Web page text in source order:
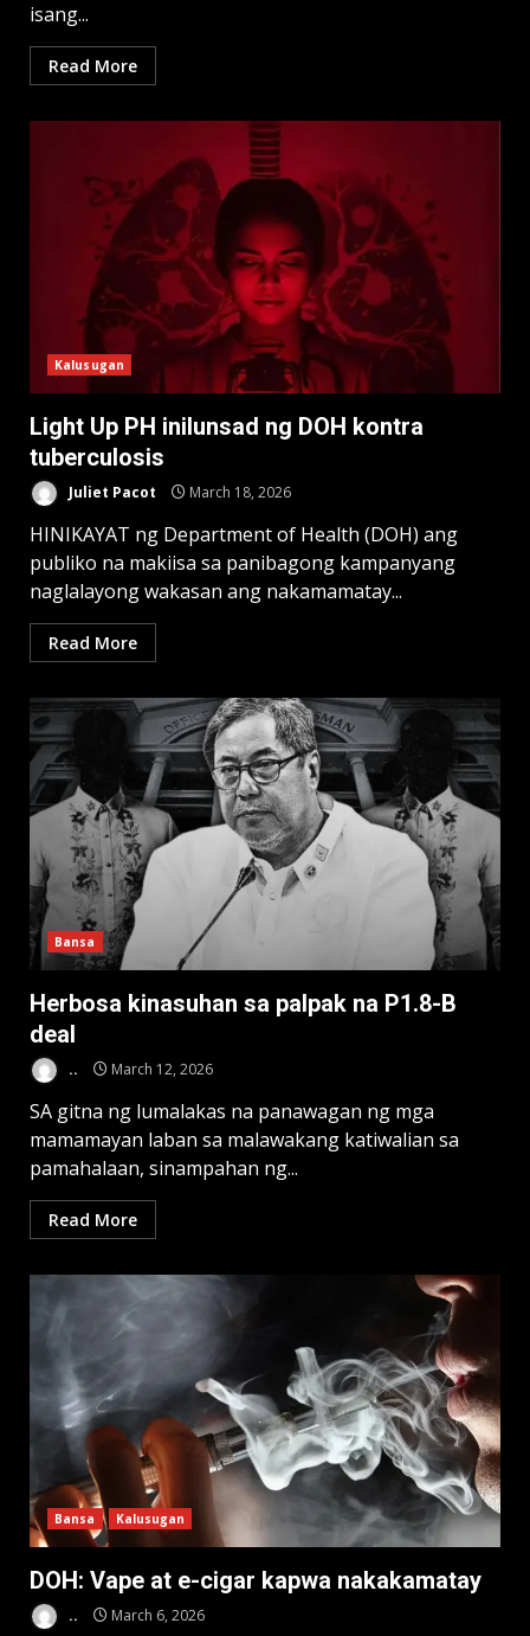
isang...
Read More
Kalusugan
Light Up PH inilunsad ng DOH kontra
tuberculosis
Juliet Pacot March 18, 2026
HINIKAYAT ng Department of Health (DOH) ang
publiko na makiisa sa panibagong kampanyang
naglalayong wakasan ang nakamamatay...
Read More
Bansa
Herbosa kinasuhan sa palpak na P1.8-B
deal
.. March 12, 2026
SA gitna ng lumalakas na panawagan ng mga
mamamayan laban sa malawakang katiwalian sa
pamahalaan, sinampahan ng...
Read More
Bansa Kalusugan
DOH: Vape at e-cigar kapwa nakakamatay
.. March 6, 2026